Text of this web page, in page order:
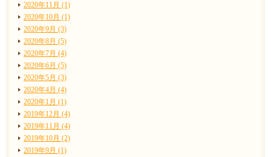
2020年11月 (1)
2020年10月 (1)
2020年9月 (3)
2020年8月 (5)
2020年7月 (4)
2020年6月 (5)
2020年5月 (3)
2020年4月 (4)
2020年1月 (1)
2019年12月 (4)
2019年11月 (4)
2019年10月 (2)
2019年9月 (1)